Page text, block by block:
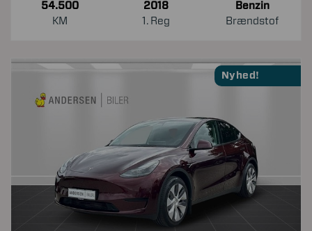
54.500
KM
2018
1. Reg
Benzin
Brændstof
Nyhed!